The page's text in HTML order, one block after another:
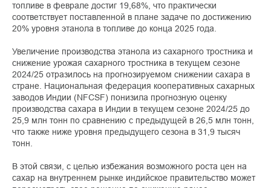
топливе в феврале достиг 19,68%, что практически
соответствует поставленной в плане задаче по достижению
20% уровня этанола в топливе до конца 2025 года.
Увеличение производства этанола из сахарного тростника и
снижение урожая сахарного тростника в текущем сезоне
2024/25 отразилось на прогнозируемом снижении сахара в
стране. Национальная федерация кооперативных сахарных
заводов Индии (NFCSF) понизила прогнозную оценку
производства сахара в Индии в текущем сезоне 2024/25 до
25,9 млн тонн по сравнению с предыдущей в 26,5 млн тонн,
что также ниже уровня предыдущего сезона в 31,9 тысяч
тонн.
В этой связи, с целью избежания возможного роста цен на
сахар на внутреннем рынке индийское правительство может